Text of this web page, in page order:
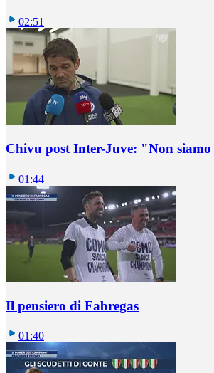
02:51
Chivu post Inter-Juve: "Non
01:44
Il pensiero di Fabregas
01:40